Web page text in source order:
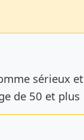
l’annonce
sérieux et
de 50 et plus